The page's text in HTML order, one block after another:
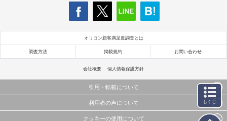
オリコン顧客満足度調査とは
調査方法 掲載規約 お問い合わせ
会社概要 個人情報保護方針
引用・転載について
当サイトで公開されている情報（文字、写真、イラスト、画像データ等）及びこれらの配置・
利用者の声について
クッキーの使用について
もくじ